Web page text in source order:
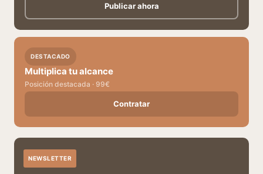
Publicar ahora
DESTACADO
Multiplica tu alcance
Posición destacada · 99€
Contratar
NEWSLETTER